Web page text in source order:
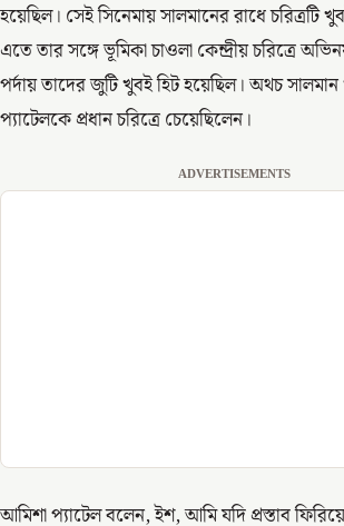
হয়েছিল। সেই সিনেমায় সালমানের রাধে চরিত্রটি
এতে তার সঙ্গে ভূমিকা চাওলা কেন্দ্রীয় চরিত্রে
পর্দায় তাদের জুটি খুবই হিট হয়েছিল। অথচ
প্যাটেলকে প্রধান চরিত্রে চেয়েছিলেন।
ADVERTISEMENTS
আমিশা প্যাটেল বলেন, ইশ, আমি যদি প্রস্তাব